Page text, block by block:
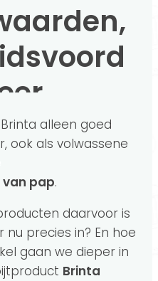
alleen goed
ook als volwassene
pap.
daarvoor is
nu precies in? En hoe
gaan we dieper in
Brinta